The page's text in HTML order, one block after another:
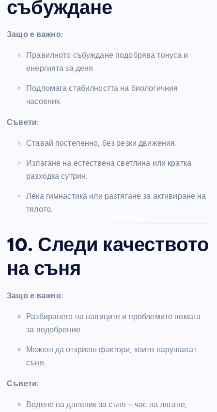
събуждане
Защо е важно:
Правилното събуждане подобрява тонуса и
енергията за деня.
Подпомага стабилността на биологичния
часовник.
Съвети:
Ставай постепенно, без резки движения.
Излагане на естествена светлина или кратка
разходка сутрин.
Лека гимнастика или разтягане за активиране на
тялото.
10. Следи качеството
на съня
Защо е важно:
Разбирането на навиците и проблемите помага
за подобрение.
Можеш да откриеш фактори, които нарушават
съня.
Съвети:
Водене на дневник за съня – час на лягане,